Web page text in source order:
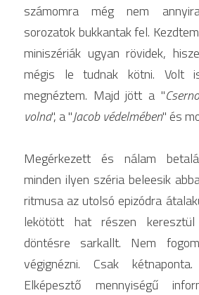
számomra még nem
sorozatok bukkantak fel.
miniszériák ugyan rövidek,
mégis le tudnak kötni. Volt
megnéztem. Majd jött a "
volna", a "Jacob védelmében" és
Megérkezett és nálam
minden ilyen széria beleesik
ritmusa az utolsó epizódra
lekötött hat részen
döntésre sarkallt. Nem
végignézni. Csak
Elképesztő mennyiségű